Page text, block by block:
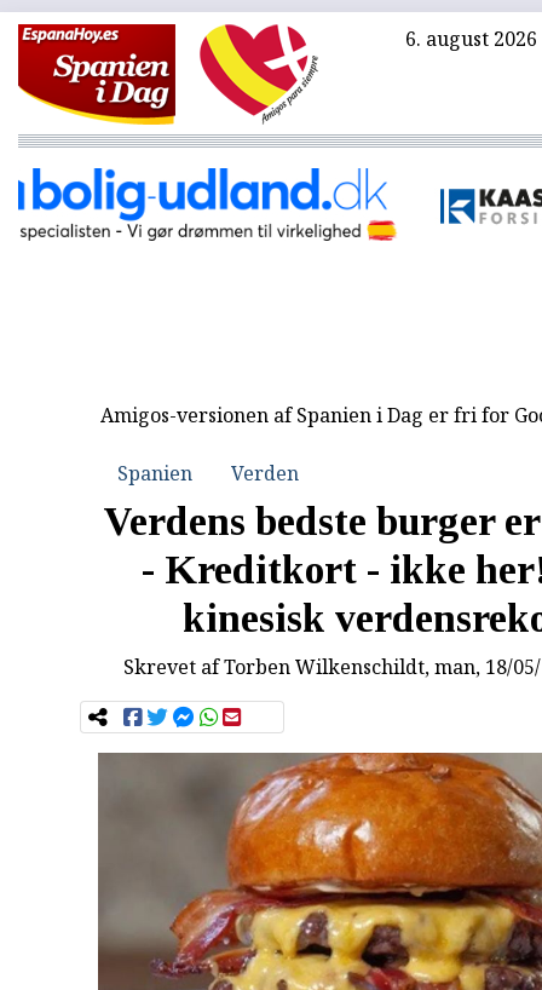
6. august 2026
Amigos-versionen af Spanien i Dag er fri for
Spanien Verden
Verdens bedste burger
- Kreditkort - ikke
kinesisk
Skrevet afTorben Wilkenschildt, man, 18/